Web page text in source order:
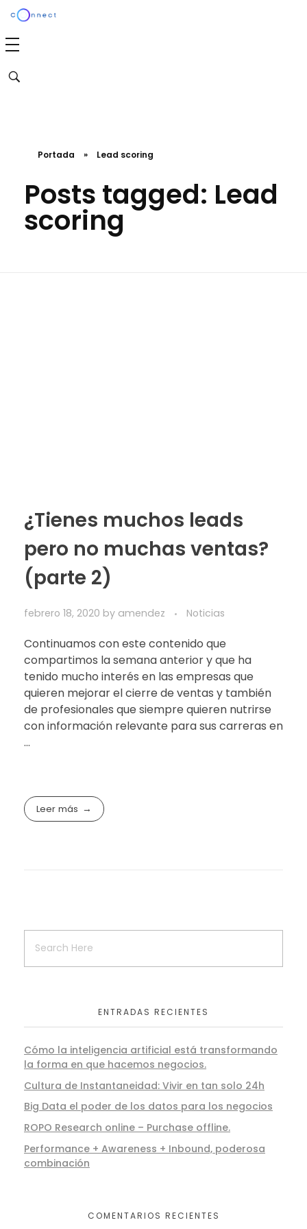
Agencia Connect
Transformamos tu marca en una experiencia emocionalmente poderosa y efectiva
Portada » Lead scoring
Posts tagged: Lead
scoring
¿Tienes muchos leads
pero no muchas ventas?
(parte 2)
febrero 18, 2020 by amendez Noticias
Continuamos con este contenido que
compartimos la semana anterior y que ha
tenido mucho interés en las empresas que
quieren mejorar el cierre de ventas y también
de profesionales que siempre quieren nutrirse
con información relevante para sus carreras en
...
Leer más
ENTRADAS RECIENTES
Cómo la inteligencia artificial está transformando
la forma en que hacemos negocios.
Cultura de Instantaneidad: Vivir en tan solo 24h
Big Data el poder de los datos para los negocios
ROPO Research online – Purchase offline.
Performance + Awareness + Inbound, poderosa
combinación
COMENTARIOS RECIENTES